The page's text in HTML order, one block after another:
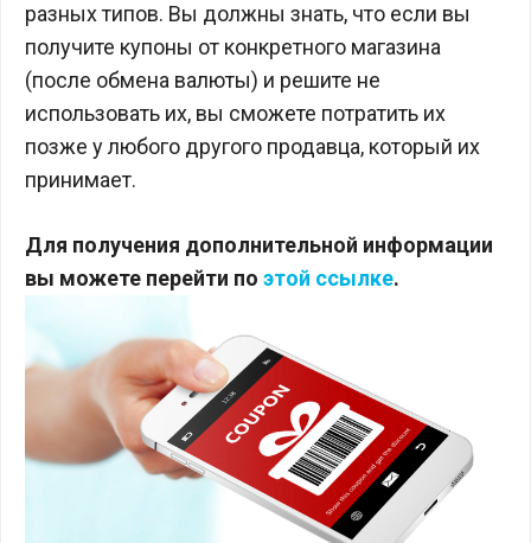
разных типов. Вы должны знать, что если вы
получите купоны от конкретного магазина
(после обмена валюты) и решите не
использовать их, вы сможете потратить их
позже у любого другого продавца, который их
принимает.
Для получения дополнительной информации
вы можете перейти по этой ссылке.